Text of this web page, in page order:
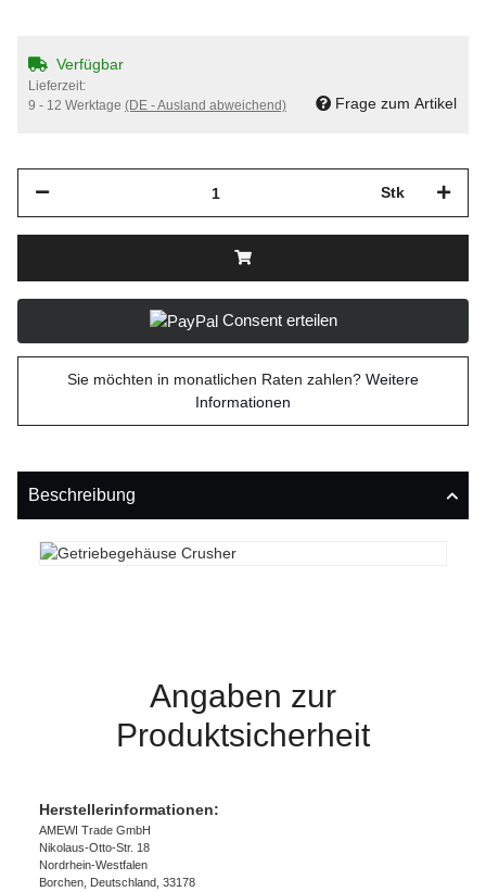
Verfügbar
Lieferzeit:
9 - 12 Werktage (DE - Ausland abweichend) Frage zum Artikel
Stk
Consent erteilen
Sie möchten in monatlichen Raten zahlen? Weitere
Informationen
Beschreibung
Angaben zur
Produktsicherheit
Herstellerinformationen:
AMEWI Trade GmbH
Nikolaus-Otto-Str. 18
Nordrhein-Westfalen
Borchen, Deutschland, 33178